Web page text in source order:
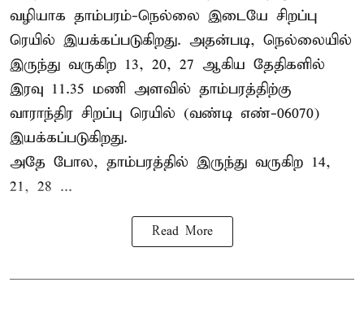
வழியாக தாம்பரம்-நெல்லை இடையே சிறப்பு
ரெயில் இயக்கப்படுகிறது. அதன்படி, நெல்லையில்
இருந்து வருகிற 13, 20, 27 ஆகிய தேதிகளில்
இரவு 11.35 மணி அளவில் தாம்பரத்திற்கு
வாராந்திர சிறப்பு ரெயில் (வண்டி எண்-06070)
இயக்கப்படுகிறது.
அதே போல, தாம்பரத்தில் இருந்து வருகிற 14,
21, 28 ...
Read More